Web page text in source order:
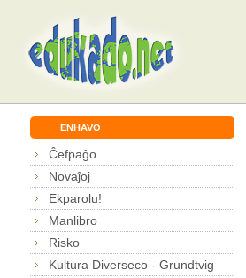
ENHAVO
Ĉefpaĝo
Novaĵoj
Ekparolu!
Manlibro
Risko
Kultura Diverseco - Grundtvig